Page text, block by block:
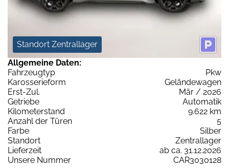
Standort Zentrallager
Allgemeine Daten:
Fahrzeugtyp
Pkw
Karosserieform
Geländewagen
Erst-Zul.
Mär / 2026
Getriebe
Automatik
Kilometerstand
9.622 km
Anzahl der Türen
5
Farbe
Silber
Standort
Zentrallager
Lieferzeit
ab ca. 31.12.2026
Unsere Nummer
CAR3030128